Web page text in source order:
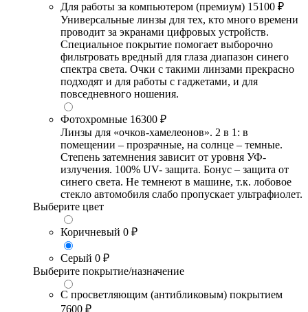
Для работы за компьютером (премиум) 15100 ₽
Универсальные линзы для тех, кто много времени
проводит за экранами цифровых устройств.
Специальное покрытие помогает выборочно
фильтровать вредный для глаза диапазон синего
спектра света. Очки с такими линзами прекрасно
подходят и для работы с гаджетами, и для
повседневного ношения.
Фотохромные 16300 ₽
Линзы для «очков-хамелеонов». 2 в 1: в
помещении – прозрачные, на солнце – темные.
Степень затемнения зависит от уровня УФ-
излучения. 100% UV- защита. Бонус – защита от
синего света. Не темнеют в машине, т.к. лобовое
стекло автомобиля слабо пропускает ультрафиолет.
Выберите цвет
Коричневый 0 ₽
Серый 0 ₽
Выберите покрытие/назначение
С просветляющим (антибликовым) покрытием
7600 ₽